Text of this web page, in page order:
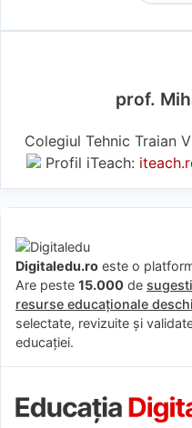
prof.
Colegiul Tehnic Traian
Profil iTeach:
Digitaledu.ro este o
Are peste 15.000 de
resurse educaționale
selectate, revizuite și
educației.